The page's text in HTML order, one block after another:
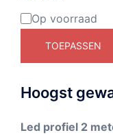
Op voorraad
TOEPASSEN
Hoogst
Led profiel 2